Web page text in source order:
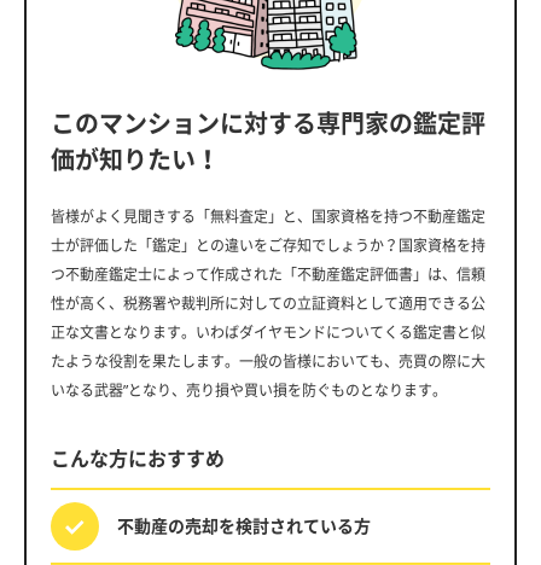
このマンションに対する専門家の鑑定評
価が知りたい！
皆様がよく見聞きする「無料査定」と、国家資格を持つ不動産鑑定
士が評価した「鑑定」との違いをご存知でしょうか？国家資格を持
つ不動産鑑定士によって作成された「不動産鑑定評価書」は、信頼
性が高く、税務署や裁判所に対しての立証資料として適用できる公
正な文書となります。いわばダイヤモンドについてくる鑑定書と似
たような役割を果たします。一般の皆様においても、売買の際に大
いなる武器”となり、売り損や買い損を防ぐものとなります。
こんな方におすすめ
不動産の売却を検討されている方